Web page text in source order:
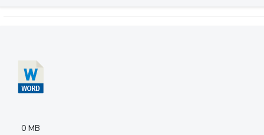
0 MB